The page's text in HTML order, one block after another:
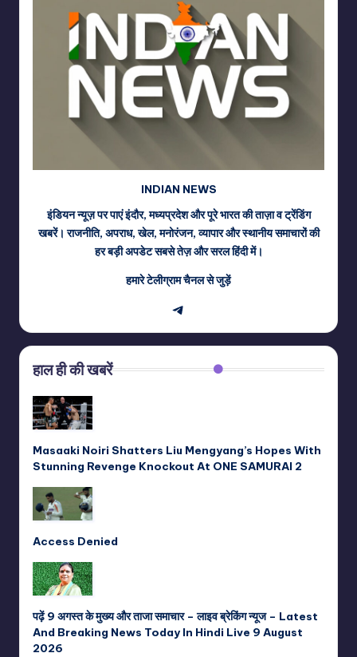
INDIAN NEWS
इंडियन न्यूज़ पर पाएं इंदौर, मध्यप्रदेश और पूरे भारत की ताज़ा व ट्रेंडिंग
खबरें। राजनीति, अपराध, खेल, मनोरंजन, व्यापार और स्थानीय समाचारों की
हर बड़ी अपडेट सबसे तेज़ और सरल हिंदी में।
हमारे टेलीग्राम चैनल से जुड़ें
Telegram
हाल ही की खबरें
Masaaki Noiri Shatters Liu Mengyang’s Hopes With
Stunning Revenge Knockout At ONE SAMURAI 2
Access Denied
पढ़ें 9 अगस्त के मुख्य और ताजा समाचार – लाइव ब्रेकिंग न्यूज – Latest
And Breaking News Today In Hindi Live 9 August
2026